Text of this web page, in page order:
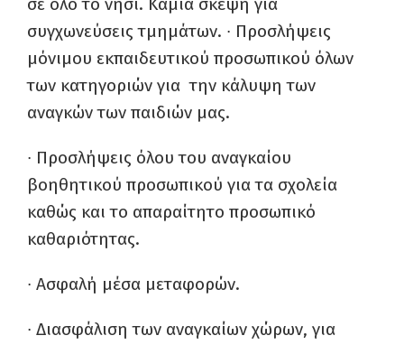
συγχωνεύσεις τμημάτων. ∙ Προσλήψεις
μόνιμου εκπαιδευτικού προσωπικού όλων
των κατηγοριών για την κάλυψη των
αναγκών των παιδιών μας.
∙ Προσλήψεις όλου του αναγκαίου
βοηθητικού προσωπικού για τα σχολεία
καθώς και το απαραίτητο προσωπικό
καθαριότητας.
∙ Ασφαλή μέσα μεταφορών.
∙ Διασφάλιση των αναγκαίων χώρων, για